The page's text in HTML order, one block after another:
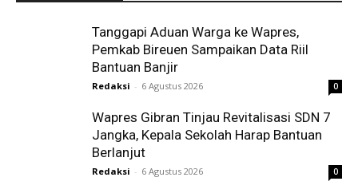
Tanggapi Aduan Warga ke Wapres,
Pemkab Bireuen Sampaikan Data Riil
Bantuan Banjir
Redaksi - 6 Agustus 2026 0
Wapres Gibran Tinjau Revitalisasi SDN 7
Jangka, Kepala Sekolah Harap Bantuan
Berlanjut
Redaksi - 6 Agustus 2026 0